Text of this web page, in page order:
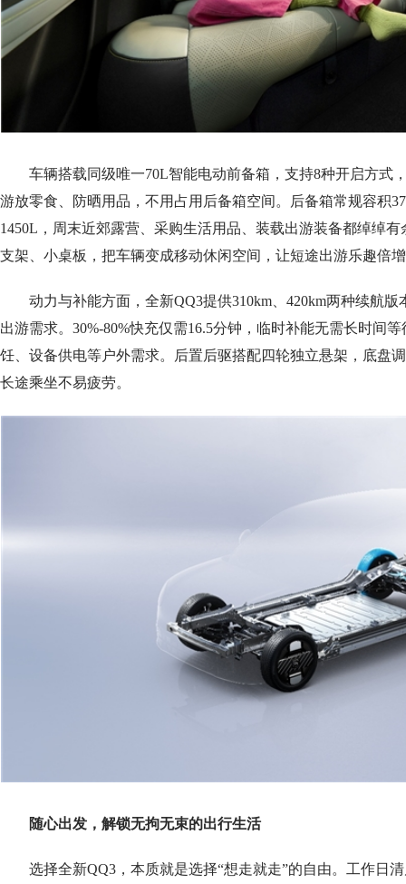
车辆搭载同级唯一70L智能电动前备箱，支持8种开启方式
游放零食、防晒用品，不用占用后备箱空间。后备箱常规容积
1450L，周末近郊露营、采购生活用品、装载出游装备都绰绰
支架、小桌板，把车辆变成移动休闲空间，让短途出游乐趣倍
动力与补能方面，全新QQ3提供310km、420km两种续航
出游需求。30%-80%快充仅需16.5分钟，临时补能无需长时间
饪、设备供电等户外需求。后置后驱搭配四轮独立悬架，底盘
长途乘坐不易疲劳。
随心出发，解锁无拘无束的出行生活
选择全新QQ3，本质就是选择“想走就走”的自由。工作日